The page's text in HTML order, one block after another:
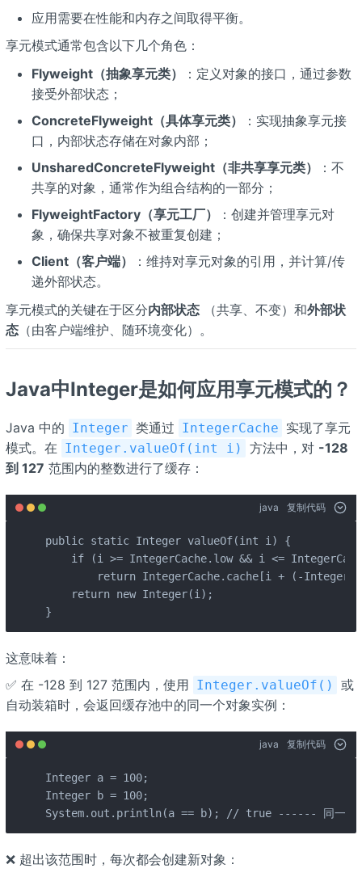
应用需要在性能和内存之间取得平衡。
享元模式通常包含以下几个角色：
Flyweight（抽象享元类）
：定义对象的接口，通过参数
接受外部状态；
ConcreteFlyweight（具体享元类）
：实现抽象享元接
口，内部状态存储在对象内部；
UnsharedConcreteFlyweight（非共享享元类）
：不
共享的对象，通常作为组合结构的一部分；
FlyweightFactory（享元工厂）
：创建并管理享元对
象，确保共享对象不被重复创建；
Client（客户端）
：维持对享元对象的引用，并计算/传
递外部状态。
享元模式的关键在于区分内部状态（共享、不变）和外部状
态（由客户端维护、随环境变化）。
Java中Integer是如何应用享元模式的？
Java 中的 Integer 类通过 IntegerCache 实现了享元
模式。在 Integer.valueOf(int i) 方法中，对 -128
到 127 范围内的整数进行了缓存：
java 复制代码
public static Integer valueOf(int i) {
if (i >= IntegerCache.low && i <=
return IntegerCache.cache[i + (-
    return new Integer(i);
}
这意味着：
✅ 在 -128 到 127 范围内，使用 Integer.valueOf()
或
自动装箱时，会返回缓存池中的同一个对象实例：
java 复制代码
Integer a = 100;
Integer b = 100;
System.out.println(a == b); // true ------ 同一个对
❌ 超出该范围时，每次都会创建新对象：